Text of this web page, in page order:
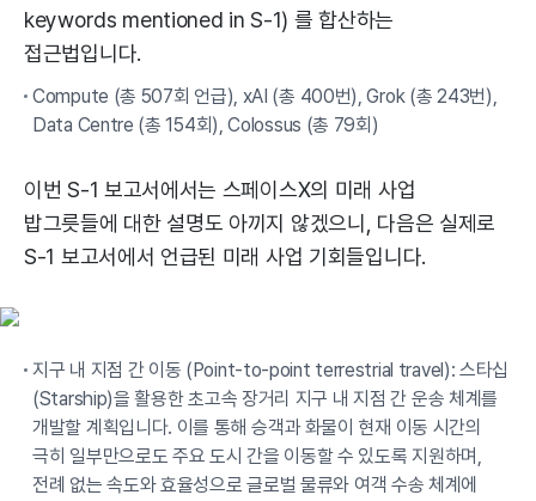
keywords mentioned in S-1) 를 합산하는
접근법입니다.
Compute (총 507회 언급), xAI (총 400번), Grok (총 243번),
Data Centre (총 154회), Colossus (총 79회)
이번 S-1 보고서에서는 스페이스X의 미래 사업
밥그릇들에 대한 설명도 아끼지 않겠으니, 다음은 실제로
S-1 보고서에서 언급된 미래 사업 기회들입니다.
지구 내 지점 간 이동 (Point-to-point terrestrial travel): 스타십
(Starship)을 활용한 초고속 장거리 지구 내 지점 간 운송 체계를
개발할 계획입니다. 이를 통해 승객과 화물이 현재 이동 시간의
극히 일부만으로도 주요 도시 간을 이동할 수 있도록 지원하며,
전례 없는 속도와 효율성으로 글로벌 물류와 여객 수송 체계에